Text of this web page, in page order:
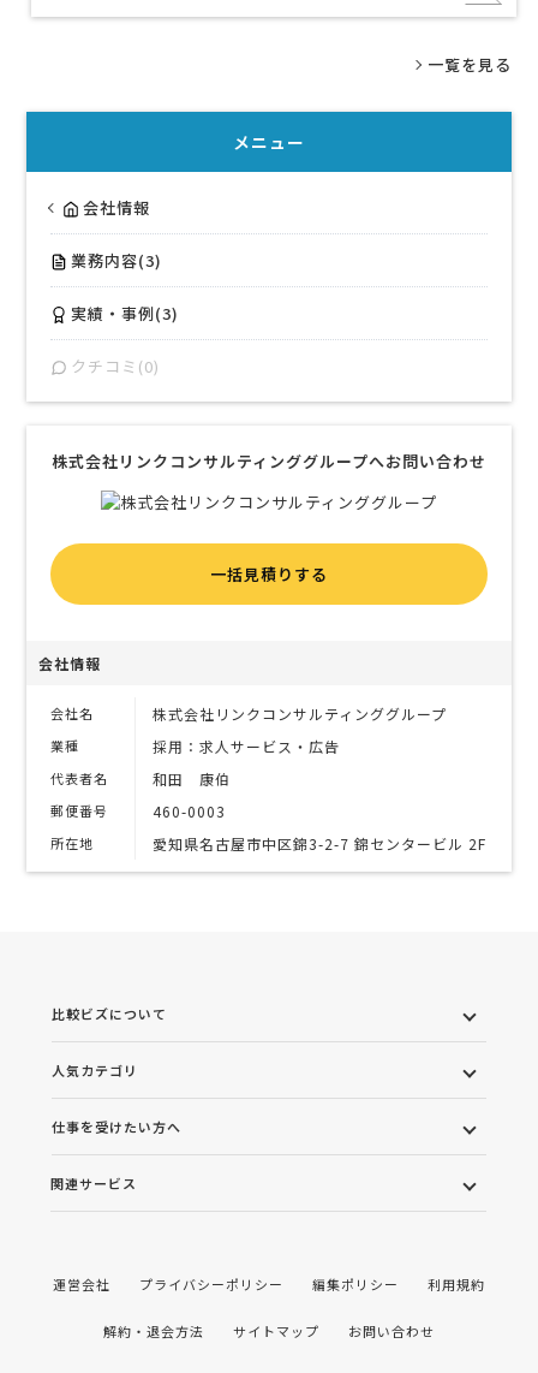
一覧を見る
メニュー
会社情報
業務内容(3)
実績・事例(3)
クチコミ(0)
株式会社リンクコンサルティンググループへお問い合わせ
一括見積りする
会社情報
会社名 株式会社リンクコンサルティンググループ
業種 採用：求人サービス・広告
代表者名 和田 康伯
郵便番号 460-0003
所在地 愛知県名古屋市中区錦3-2-7 錦センタービル 2F
比較ビズについて
人気カテゴリ
仕事を受けたい方へ
関連サービス
運営会社 プライバシーポリシー 編集ポリシー 利用規約
解約・退会方法 サイトマップ お問い合わせ